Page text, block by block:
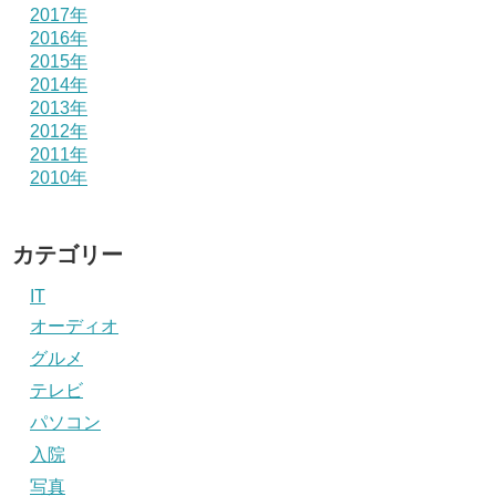
2017年
2016年
2015年
2014年
2013年
2012年
2011年
2010年
カテゴリー
IT
オーディオ
グルメ
テレビ
パソコン
入院
写真